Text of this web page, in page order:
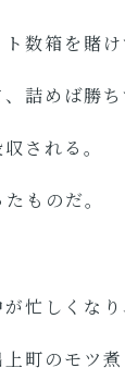
数箱を賭
詰めば勝
される。
ものだ。
忙しくな
町のモツ